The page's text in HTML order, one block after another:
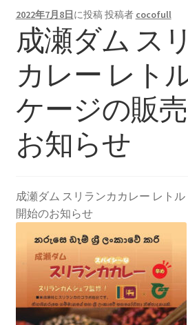
ス
キ
ッ
プ
ッ
プ
CoCofullからのお知らせ
マイアカウント
カート
会社概要
お問合せ
2022年7月8日に投稿投稿者 cocofull
成瀬ダム ス
カレー レト
ケージの販
お知らせ
成瀬ダム スリランカカレー レト
開始のお知らせ